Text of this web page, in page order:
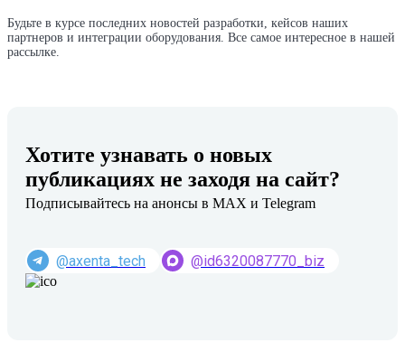
Будьте в курсе последних новостей разработки, кейсов наших
партнеров и интеграции оборудования. Все самое интересное в нашей
рассылке.
Хотите узнавать о новых
публикациях не заходя на сайт?
Подписывайтесь на анонсы в MAX и Telegram
@axenta_tech @id6320087770_biz